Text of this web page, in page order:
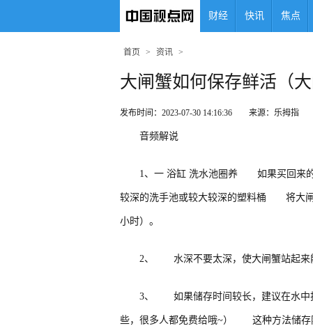
财经 快讯 焦点
首页 > 资讯 >
大闸蟹如何保存鲜活（大
发布时间：2023-07-30 14:16:36 来源：乐拇指
音频解说
1、一 浴缸 洗水池圈养 如果买回来的
较深的洗手池或较大较深的塑料桶 将大闸
小时）。
2、 水深不要太深，使大闸蟹站起来
3、 如果储存时间较长，建议在水中
些，很多人都免费给哦~） 这种方法储存